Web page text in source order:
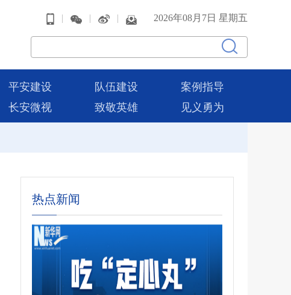
| | | 2026年08月7日 星期五
平安建设 队伍建设
案例指导
长安微视 致敬英雄 见义勇为
热点新闻